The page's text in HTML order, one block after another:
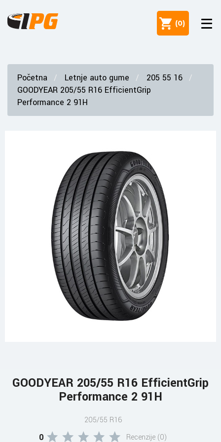
(0)
Početna Letnje auto gume
205 55 16
GOODYEAR 205/55 R16 EfficientGrip
Performance 2 91H
GOODYEAR 205/55 R16 EfficientGrip
Performance 2 91H
205/55 R16
0 Recenzije (0)